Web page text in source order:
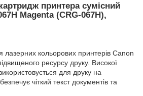
принтера сумісний
Magenta (CRG-067H),
лазерних кольорових принтерів Canon
ресурсу друку. Високої
для друку на
чіткий текст документів та